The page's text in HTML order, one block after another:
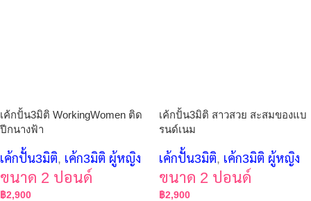
เค้กปั้น3มิติ WorkingWomen ติด
ปีกนางฟ้า
เค้กปั้น3มิติ, เค้ก3มิติ ผู้หญิง
ขนาด 2 ปอนด์
฿2,900
เค้กปั้น3มิติ สาวสวย สะสมของแบ
รนด์เนม
เค้กปั้น3มิติ, เค้ก3มิติ ผู้หญิง
ขนาด 2 ปอนด์
฿2,900